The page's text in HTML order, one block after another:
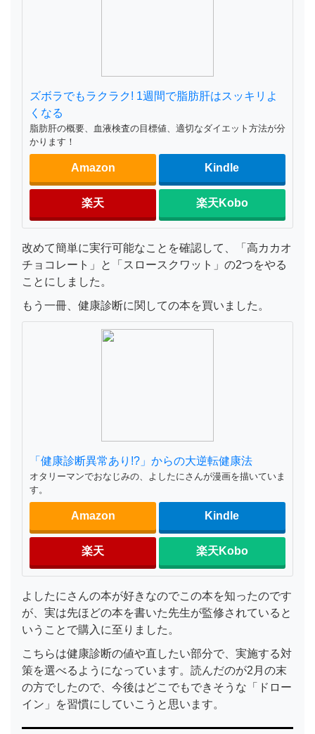
ズボラでもラクラク! 1週間で脂肪肝はスッキリよ
くなる
脂肪肝の概要、血液検査の目標値、適切なダイエット方法が分
かります！
Amazon Kindle
楽天 楽天Kobo
改めて簡単に実行可能なことを確認して、「高カカオ
チョコレート」と「スロースクワット」の2つをやる
ことにしました。
もう一冊、健康診断に関しての本を買いました。
「健康診断異常あり!?」からの大逆転健康法
オタリーマンでおなじみの、よしたにさんが漫画を描いていま
す。
Amazon Kindle
楽天 楽天Kobo
よしたにさんの本が好きなのでこの本を知ったのです
が、実は先ほどの本を書いた先生が監修されていると
いうことで購入に至りました。
こちらは健康診断の値や直したい部分で、実施する対
策を選べるようになっています。読んだのが2月の末
の方でしたので、今後はどこでもできそうな「ドロー
イン」を習慣にしていこうと思います。